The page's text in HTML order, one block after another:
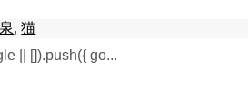
,猫
|| []).push({ go...